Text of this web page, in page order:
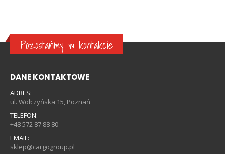
Pozostańmy w kontakcie
DANE KONTAKTOWE
ADRES:
ul. Wołczyńska 15, Poznań
TELEFON:
+48 572 87 88 80
EMAIL:
sklep@cargogroup.pl